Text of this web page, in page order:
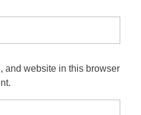
and website in this browser